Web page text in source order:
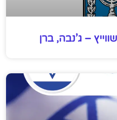
– ג’נבה, ברן